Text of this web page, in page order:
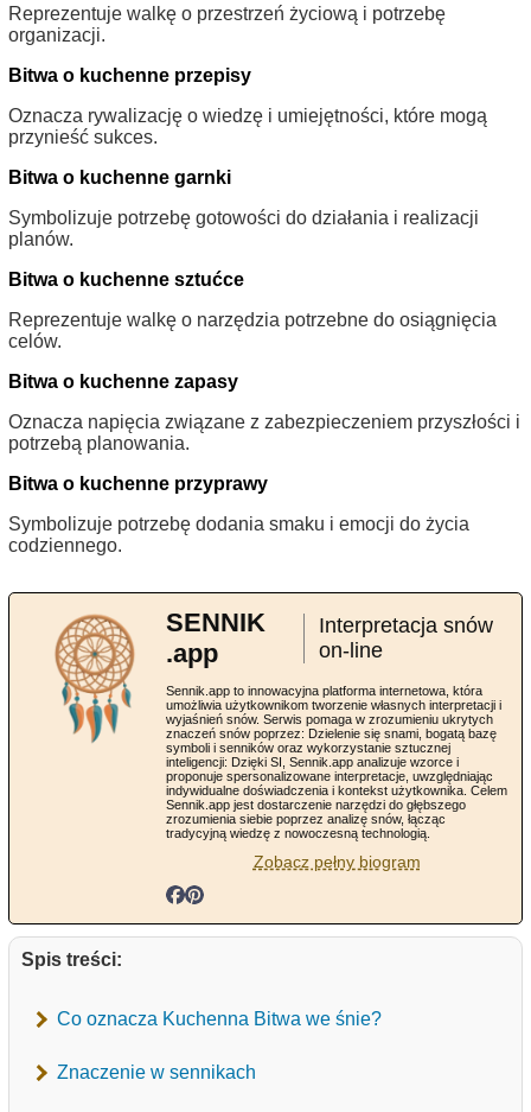
Reprezentuje walkę o przestrzeń życiową i potrzebę
organizacji.
Bitwa o kuchenne przepisy
Oznacza rywalizację o wiedzę i umiejętności, które mogą
przynieść sukces.
Bitwa o kuchenne garnki
Symbolizuje potrzebę gotowości do działania i realizacji
planów.
Bitwa o kuchenne sztućce
Reprezentuje walkę o narzędzia potrzebne do osiągnięcia
celów.
Bitwa o kuchenne zapasy
Oznacza napięcia związane z zabezpieczeniem przyszłości i
potrzebą planowania.
Bitwa o kuchenne przyprawy
Symbolizuje potrzebę dodania smaku i emocji do życia
codziennego.
SENNIK
.app
Interpretacja snów
on-line
Sennik.app to innowacyjna platforma internetowa, która
umożliwia użytkownikom tworzenie własnych interpretacji i
wyjaśnień snów. Serwis pomaga w zrozumieniu ukrytych
znaczeń snów poprzez: Dzielenie się snami, bogatą bazę
symboli i senników oraz wykorzystanie sztucznej
inteligencji: Dzięki SI, Sennik.app analizuje wzorce i
proponuje spersonalizowane interpretacje, uwzględniając
indywidualne doświadczenia i kontekst użytkownika. Celem
Sennik.app jest dostarczenie narzędzi do głębszego
zrozumienia siebie poprzez analizę snów, łącząc
tradycyjną wiedzę z nowoczesną technologią.
Zobacz pełny biogram
Spis treści:
Co oznacza Kuchenna Bitwa we śnie?
Znaczenie w sennikach